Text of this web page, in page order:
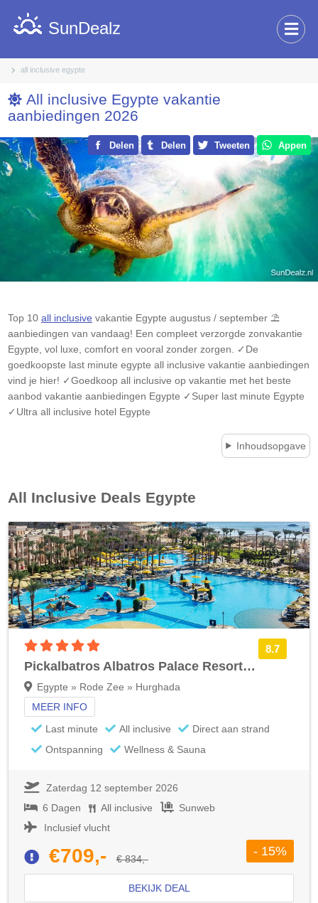
all inclusive egypte
SunDealz
All inclusive Egypte vakantie
aanbiedingen 2026
Delen Delen Tweeten Appen
Top 10 all inclusive vakantie Egypte augustus / september ⛱️
aanbiedingen van vandaag! Een compleet verzorgde zonvakantie
Egypte , vol luxe, comfort en vooral zonder zorgen. ✓De
goedkoopste last minute egypte all inclusive vakantie aanbiedingen
vind je hier! ✓Goedkoop all inclusive op vakantie met het beste
aanbod vakantie aanbiedingen Egypte ✓Super last minute Egypte
✓Ultra all inclusive hotel Egypte
Inhoudsopgave
All Inclusive Deals Egypte
8.7
Pickalbatros Albatros Palace Resort Winterzon
Egypte » Rode Zee » Hurghada
MEER INFO
Last minute
All inclusive
Direct aan strand
Ontspanning
Wellness & Sauna
Zaterdag 12 september 2026
6 Dagen
All inclusive
Sunweb
Inclusief vlucht
€709,- € 834,-
- 15%
BEKIJK DEAL